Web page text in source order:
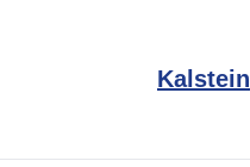
Kalstein